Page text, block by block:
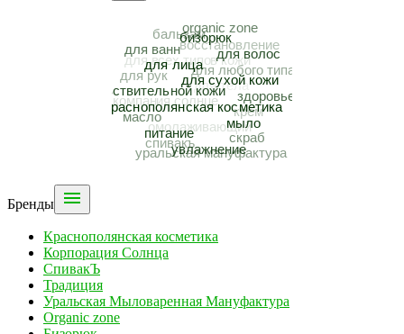
Бренды 
Краснополянская косметика
Корпорация Солнца
СпивакЪ
Традиция
Уральская Мыловаренная Мануфактура
Organic zone